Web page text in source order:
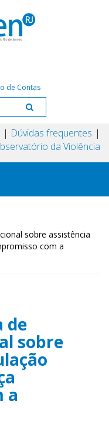
de Contas
Dúvidas frequentes
da Violência
sobre assistência
com a
de
sobre
a